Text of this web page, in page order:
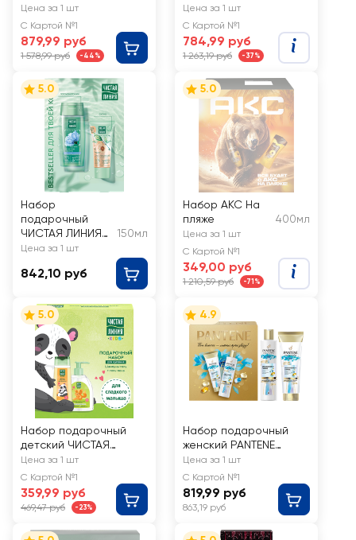
ZEITUN Магия
восстанавливающ
его ухода
Цена за 1 шт
С Картой №1
879,99 руб
1 578,99 руб -44%
3D Бритва+Лосьон
после бритья Arctic
Ice, 50мл
Цена за 1 шт
С Картой №1
784,99 руб
1 263,19 руб -37%
5.0
Набор
подарочный
ЧИСТАЯ ЛИНИЯ
Bestseller
150мл
Цена за 1 шт
842,10 руб
5.0
Набор AKC На
пляже
400мл
Цена за 1 шт
С Картой №1
349,00 руб
1 210,59 руб -71%
5.0
Набор подарочный
детский ЧИСТАЯ
ЛИНИЯ Шампунь-гель
для купания,
520мл+Гель-пена для
душа 2в1, 250мл
Цена за 1 шт
С Картой №1
359,99 руб
469,47 руб -23%
4.9
Набор подарочный
женский PANTENE
Шампунь для волос
Pro-V Miracles,
250мл+Бальзам для
волос Hydra, 160мл
Цена за 1 шт
С Картой №1
819,99 руб
863,19 руб